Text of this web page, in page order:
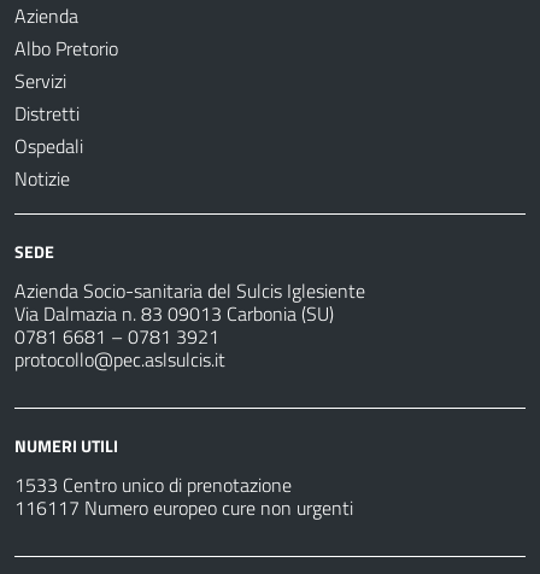
Azienda
Albo Pretorio
Servizi
Distretti
Ospedali
Notizie
SEDE
Azienda Socio-sanitaria del Sulcis Iglesiente
Via Dalmazia n. 83 09013 Carbonia (SU)
0781 6681 – 0781 3921
protocollo@pec.aslsulcis.it
NUMERI UTILI
1533 Centro unico di prenotazione
116117 Numero europeo cure non urgenti